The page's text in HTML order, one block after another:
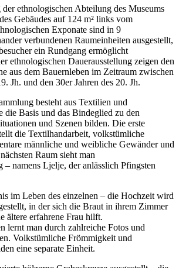
ethnologischen Abteilung des Museums
Gebäudes auf 124 m² links vom
Exponate sind in 9
verbundenen Raumeinheiten ausgestellt,
ein Rundgang ermöglicht
ethnologischen Dauerausstellung zeigen den
aus dem Bauernleben im Zeitraum zwischen
Jh. und den 30er Jahren des 20. Jh.
besteht aus Textilien und
die Basis und das Bindeglied zu den
und Szenen bilden. Die erste
die Textilhandarbeit, volkstümliche
männliche und weibliche Gewänder und
Raum sieht man
– namens Ljelje, der anlässlich Pfingsten
im Leben des einzelnen – die Hochzeit wird
in der sich die Braut in ihrem Zimmer
ältere erfahrene Frau hilft.
lernt man durch zahlreiche Fotos und
Volkstümliche Frömmigkeit und
eine separate Einheit.